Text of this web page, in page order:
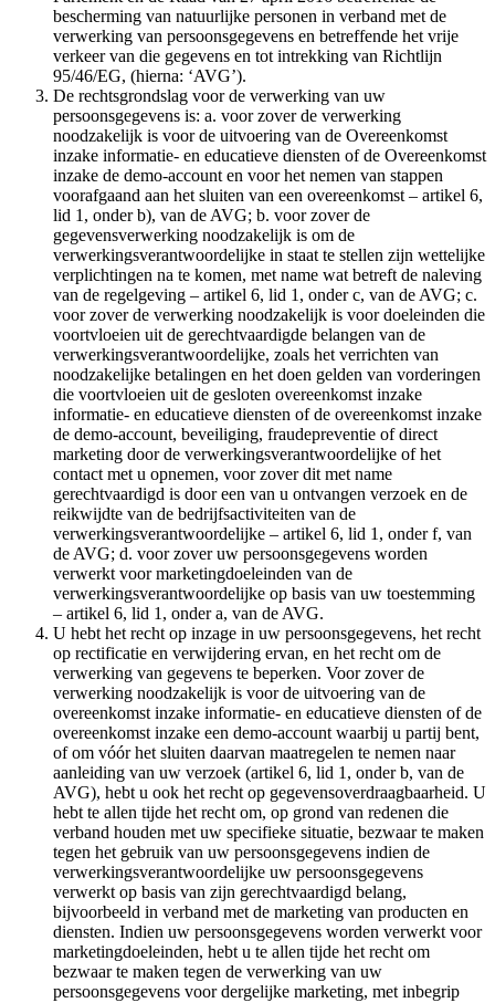
bescherming van natuurlijke personen in verband met de
verwerking van persoonsgegevens en betreffende het vrije
verkeer van die gegevens en tot intrekking van Richtlijn
95/46/EG, (hierna: ‘AVG’).
De rechtsgrondslag voor de verwerking van uw
persoonsgegevens is: a. voor zover de verwerking
noodzakelijk is voor de uitvoering van de Overeenkomst
inzake informatie- en educatieve diensten of de Overeenkomst
inzake de demo-account en voor het nemen van stappen
voorafgaand aan het sluiten van een overeenkomst – artikel 6,
lid 1, onder b), van de AVG; b. voor zover de
gegevensverwerking noodzakelijk is om de
verwerkingsverantwoordelijke in staat te stellen zijn wettelijke
verplichtingen na te komen, met name wat betreft de naleving
van de regelgeving – artikel 6, lid 1, onder c, van de AVG; c.
voor zover de verwerking noodzakelijk is voor doeleinden die
voortvloeien uit de gerechtvaardigde belangen van de
verwerkingsverantwoordelijke, zoals het verrichten van
noodzakelijke betalingen en het doen gelden van vorderingen
die voortvloeien uit de gesloten overeenkomst inzake
informatie- en educatieve diensten of de overeenkomst inzake
de demo-account, beveiliging, fraudepreventie of direct
marketing door de verwerkingsverantwoordelijke of het
contact met u opnemen, voor zover dit met name
gerechtvaardigd is door een van u ontvangen verzoek en de
reikwijdte van de bedrijfsactiviteiten van de
verwerkingsverantwoordelijke – artikel 6, lid 1, onder f, van
de AVG; d. voor zover uw persoonsgegevens worden
verwerkt voor marketingdoeleinden van de
verwerkingsverantwoordelijke op basis van uw toestemming
– artikel 6, lid 1, onder a, van de AVG.
U hebt het recht op inzage in uw persoonsgegevens, het recht
op rectificatie en verwijdering ervan, en het recht om de
verwerking van gegevens te beperken. Voor zover de
verwerking noodzakelijk is voor de uitvoering van de
overeenkomst inzake informatie- en educatieve diensten of de
overeenkomst inzake een demo-account waarbij u partij bent,
of om vóór het sluiten daarvan maatregelen te nemen naar
aanleiding van uw verzoek (artikel 6, lid 1, onder b, van de
AVG), hebt u ook het recht op gegevensoverdraagbaarheid. U
hebt te allen tijde het recht om, op grond van redenen die
verband houden met uw specifieke situatie, bezwaar te maken
tegen het gebruik van uw persoonsgegevens indien de
verwerkingsverantwoordelijke uw persoonsgegevens
verwerkt op basis van zijn gerechtvaardigd belang,
bijvoorbeeld in verband met de marketing van producten en
diensten. Indien uw persoonsgegevens worden verwerkt voor
marketingdoeleinden, hebt u te allen tijde het recht om
bezwaar te maken tegen de verwerking van uw
persoonsgegevens voor dergelijke marketing, met inbegrip